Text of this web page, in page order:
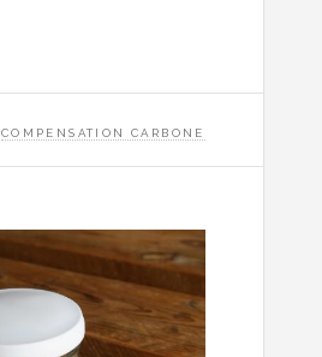
COMPENSATION CARBONE